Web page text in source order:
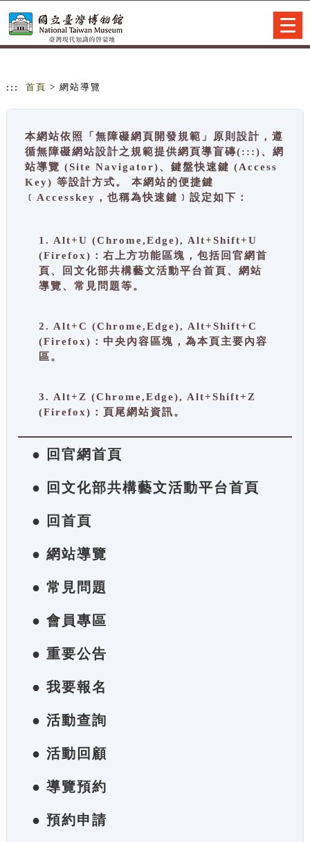
::: 首頁 > 網站導覽
本網站依照「無障礙網頁開發規範」原則設計，遵
循無障礙網站設計之規範提供網頁導盲磚(:::)、網
站導覽 (Site Navigator)、鍵盤快速鍵 (Access
Key) 等設計方式。 本網站的便捷鍵
﹝Accesskey，也稱為快速鍵﹞設定如下：
1. Alt+U (Chrome,Edge), Alt+Shift+U
(Firefox)：右上方功能區塊，包括回官網首
頁、回文化部共構藝文活動平台首頁、網站
導覽、常見問題等。
2. Alt+C (Chrome,Edge), Alt+Shift+C
(Firefox)：中央內容區塊，為本頁主要內容
區。
3. Alt+Z (Chrome,Edge), Alt+Shift+Z
(Firefox)：頁尾網站資訊。
● 回官網首頁
● 回文化部共構藝文活動平台首頁
● 回首頁
● 網站導覽
● 常見問題
● 會員專區
● 重要公告
● 我要報名
● 活動查詢
● 活動回顧
● 導覽預約
● 預約申請